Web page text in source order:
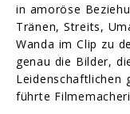
in amoröse
Tränen, Streits,
Wanda im Clip zu
genau die Bilder,
Leidenschaftlichen
führte